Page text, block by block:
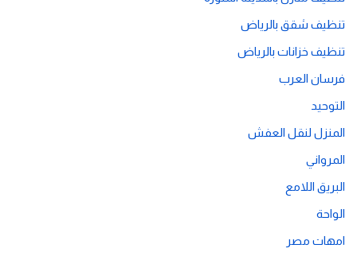
تنظيف شقق بالرياض
تنظيف خزانات بالرياض
فرسان العرب
التوحيد
المنزل لنقل العفش
المرواني
البريق اللامع
الواحة
امهات مصر